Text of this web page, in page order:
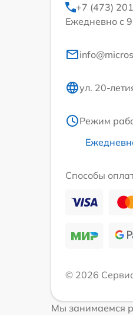
+7 (473)
Ежедневно с
ул. 20-
Режим
Способы
© 2026
Мы занимаемся